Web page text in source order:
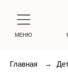
МЕНЮ
Главная →